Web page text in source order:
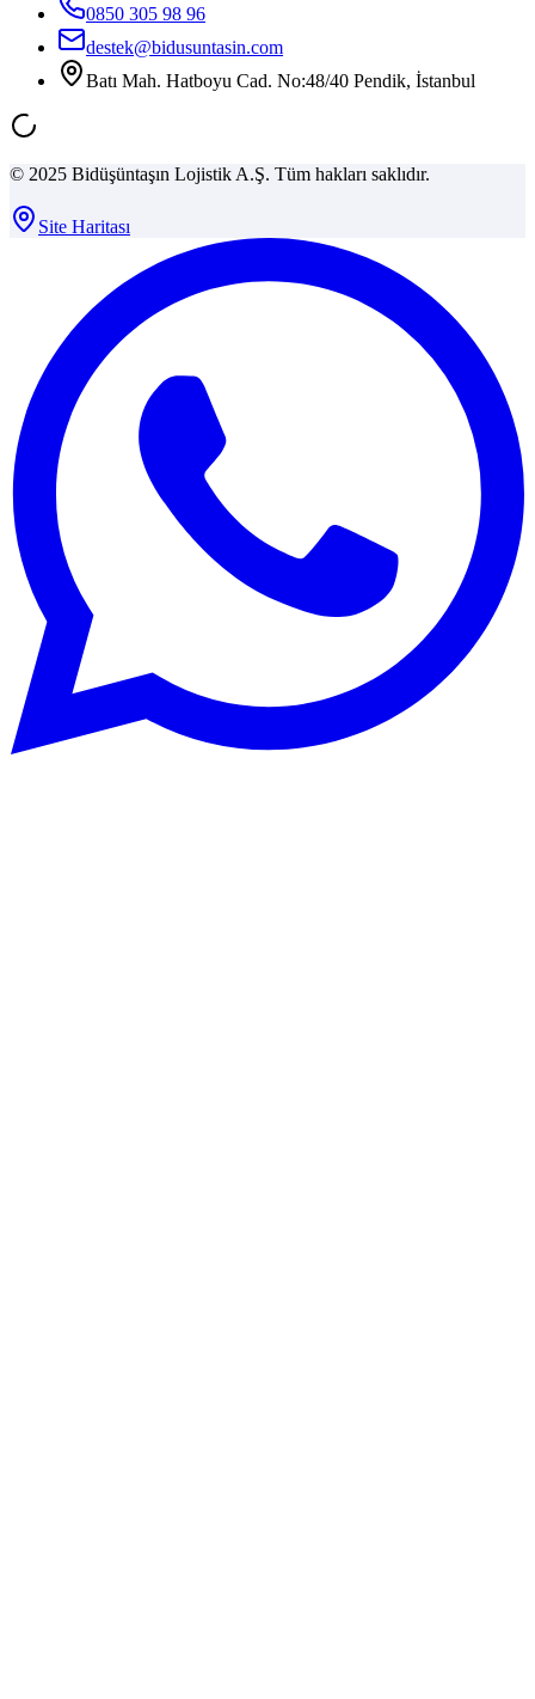
0850 305 98 96
destek@bidusuntasin.com
Batı Mah. Hatboyu Cad. No:48/40 Pendik, İstanbul
© 2025 Bidüşüntaşın Lojistik A.Ş. Tüm hakları saklıdır.
Site Haritası